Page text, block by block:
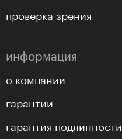
проверка зрения
информация
о компании
гарантии
гарантия подлинности